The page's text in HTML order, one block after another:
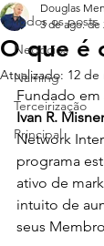
Todos os posts
Negócios
Naming
Terceirização
Principal
O que é
Douglas
3 de ago. de
Atualizado: 12 de
Fundado em
Ivan R. Misner
Network
programa
ativo de
intuito de
seus